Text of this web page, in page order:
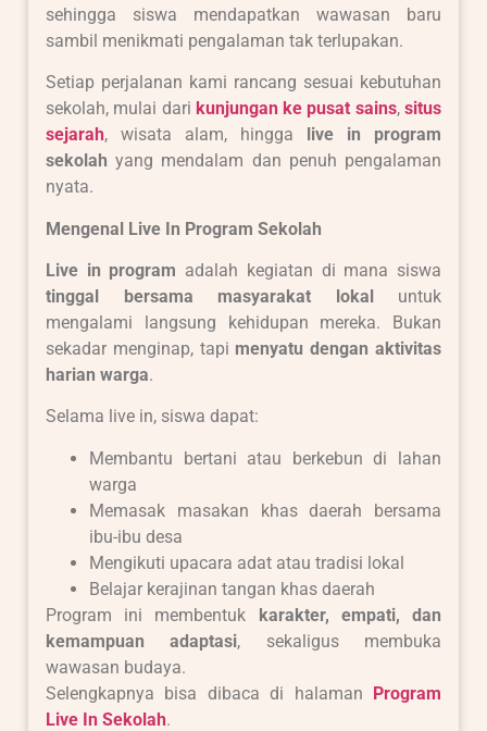
sehingga siswa mendapatkan wawasan baru
sambil menikmati pengalaman tak terlupakan.
Setiap perjalanan kami rancang sesuai kebutuhan
sekolah, mulai dari kunjungan ke pusat sains,situs
sejarah, wisata alam, hingga
live in program
sekolah yang mendalam dan penuh pengalaman
nyata.
Mengenal Live In Program Sekolah
Live in program adalah kegiatan di mana siswa
tinggal bersama masyarakat lokaluntuk
mengalami langsung kehidupan mereka. Bukan
sekadar menginap, tapi menyatu dengan aktivitas
harian warga.
Selama live in, siswa dapat:
Membantu bertani atau berkebun di lahan
warga
Memasak masakan khas daerah bersama
ibu-ibu desa
Mengikuti upacara adat atau tradisi lokal
Belajar kerajinan tangan khas daerah
Program ini membentuk karakter, empati, dan
kemampuan adaptasi, sekaligus membuka
wawasan budaya.
Selengkapnya bisa dibaca di halaman Program
Live In Sekolah.